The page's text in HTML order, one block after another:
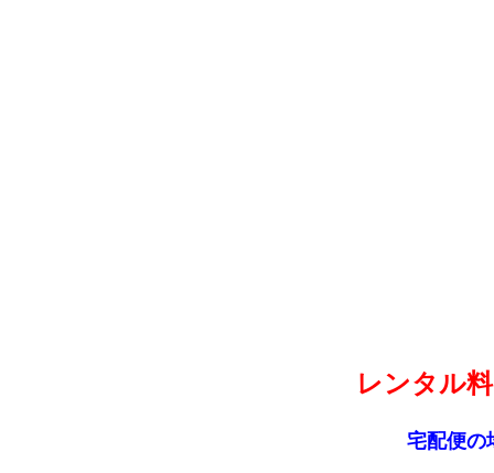
レンタル
宅配便の